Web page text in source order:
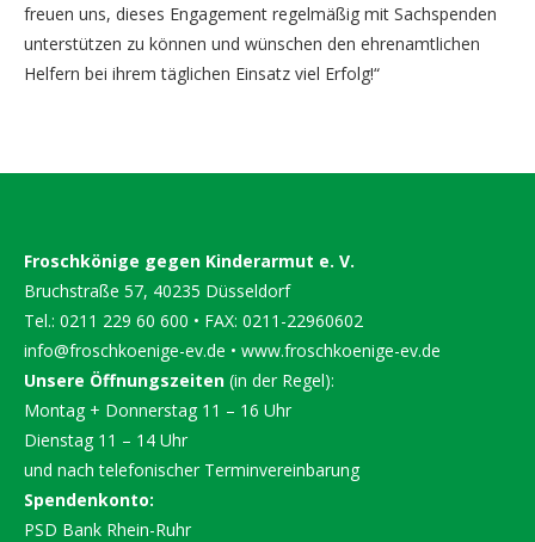
freuen uns, dieses Engagement regelmäßig mit Sachspenden
unterstützen zu können und wünschen den ehrenamtlichen
Helfern bei ihrem täglichen Einsatz viel Erfolg!“
Froschkönige gegen Kinderarmut e. V.
Bruchstraße 57, 40235 Düsseldorf
Tel.: 0211 229 60 600 • FAX: 0211-22960602
info@froschkoenige-ev.de • www.froschkoenige-ev.de
Unsere Öffnungszeiten (in der Regel):
Montag + Donnerstag 11 – 16 Uhr
Dienstag 11 – 14 Uhr
und nach telefonischer Terminvereinbarung
Spendenkonto:
PSD Bank Rhein-Ruhr